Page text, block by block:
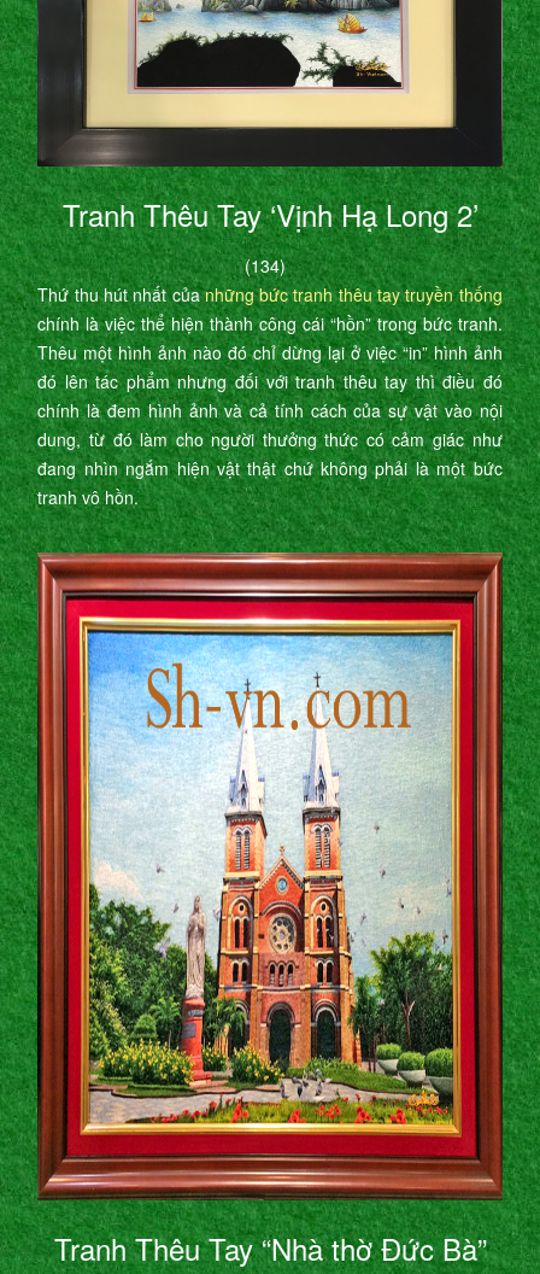
Tranh Thêu Tay ‘Vịnh Hạ Long 2’
(134)
Thứ thu hút nhất củanhững bức tranh thêu tay truyền thống
chính là việc thể hiện thành công cái “hồn” trong bức tranh.
Thêu một hình ảnh nào đó chỉ dừng lại ở việc “in” hình ảnh
đó lên tác phẩm nhưng đối với tranh thêu tay thì điều đó
chính là đem hình ảnh và cả tính cách của sự vật vào nội
dung, từ đó làm cho người thưởng thức có cảm giác như
đang nhìn ngắm hiện vật thật chứ không phải là một bức
tranh vô hồn.
Tranh Thêu Tay “Nhà thờ Đức Bà”